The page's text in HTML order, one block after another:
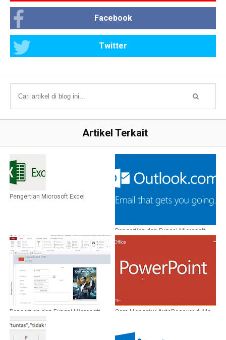
Facebook
Twitter
Artikel Terkait
Pengertian Microsoft Excel
Pengertian dan Fungsi Microsoft
Outlook
Pengertian dan Fungsi Microsoft
Access
Cara Mengatur AutoRecover di Ms